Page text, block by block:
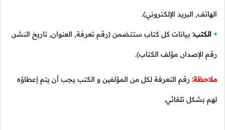
الهاتف, البريد الإلكتروني).
الكتب: بيانات كل كتاب ستتضمن (رقم تعرفة, العنوان, تاريخ النشر,
رقم الإصدار, مؤلف الكتاب).
ملاحظة: رقم التعرفة لكل من المؤلفين و الكتب يجب أن يتم إعطاؤه
لهم بشكل تلقائي.